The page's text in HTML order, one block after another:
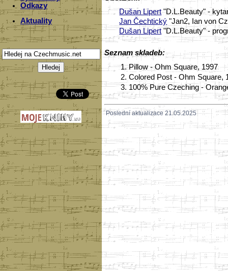
Odkazy
Aktuality
Dušan Lipert"D.L.Beauty" -
Jan Čechtický "Jan2, Ian von
Dušan Lipert "D.L.Beauty" -
Seznam skladeb:
1. Pillow - Ohm Square, 1997
2. Colored Post - Ohm Square,
3. 100% Pure Czeching -
Poslední aktualizace 21.05.2025